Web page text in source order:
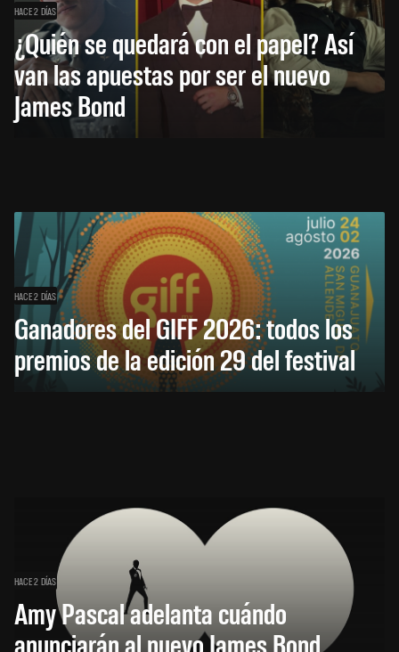
HACE 2 DÍAS
¿Quién se quedará con el papel? Así
van las apuestas por ser el nuevo
James Bond
HACE 2 DÍAS
Ganadores del GIFF 2026: todos los
premios de la edición 29 del festival
HACE 2 DÍAS
Amy Pascal adelanta cuándo
anunciarán al nuevo James Bond